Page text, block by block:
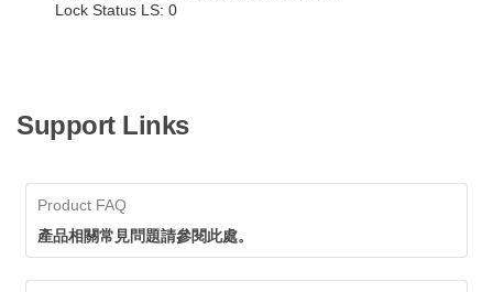
Lock Status LS: 0
Support Links
Product FAQ
產品相關常見問題請參閱此處。